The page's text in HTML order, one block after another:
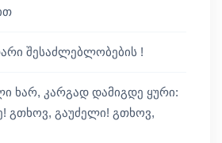
შესაძლებლობების !
ხარ, კარგად დამიგდე ყური:
გთხოვ, გაუძელი! გთხოვ,